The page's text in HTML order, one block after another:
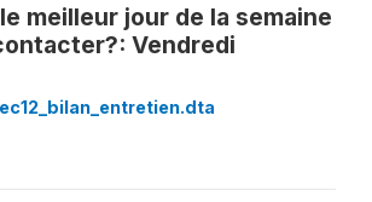
meilleur jour de la semaine
Vendredi